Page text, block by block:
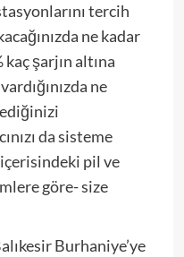
tercih
ne kadar
şarjın altına
ne
da sisteme
pil ve
göre- size
Burhaniye’ye